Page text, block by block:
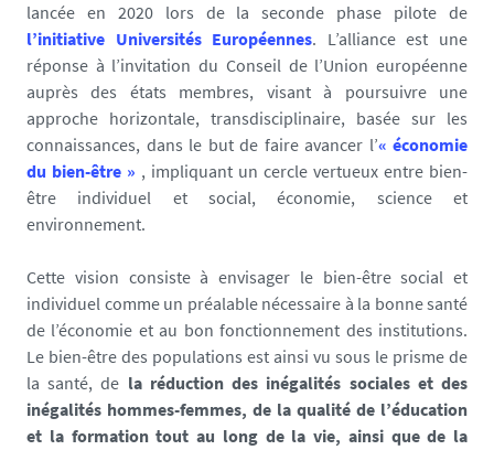
g
lancée en 2020 lors de la seconde phase pilote de
l’initiative Universités Européennes. L’alliance est une
réponse à l’invitation du Conseil de l’Union européenne
auprès des états membres, visant à poursuivre une
approche horizontale, transdisciplinaire, basée sur les
connaissances, dans le but de faire avancer l’« économie
du bien-être » , impliquant un cercle vertueux entre bien-
être individuel et social, économie, science et
environnement.
Cette vision consiste à envisager le bien-être social et
individuel comme un préalable nécessaire à la bonne santé
de l’économie et au bon fonctionnement des institutions.
Le bien-être des populations est ainsi vu sous le prisme de
la santé, de la réduction des inégalités sociales et des
inégalités hommes-femmes, de la qualité de l’éducation
et la formation tout au long de la vie, ainsi que de la